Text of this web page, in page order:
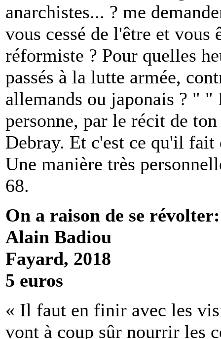
anarchistes... ? me
vous cessé de l'être et vous
réformiste ? Pour quelles
passés à la lutte armée,
allemands ou japonais ? " "
personne, par le récit de
Debray. Et c'est ce qu'il fait
Une manière très
68.
On a raison de se
Alain Badiou
Fayard, 2018
5 euros
« Il faut en finir avec les
vont à coup sûr nourrir les